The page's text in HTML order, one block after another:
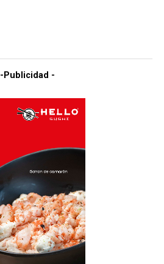
-Publicidad -